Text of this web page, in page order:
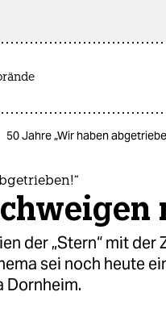
50 Jahre „Wir haben
der „Stern“ mit der
sei noch heute
Dornheim.